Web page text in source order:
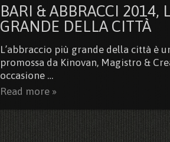
BARI & ABBRACCI 2014,
GRANDE DELLA CITTÀ
L’abbraccio più grande della città è
promossa da Kinovan, Magistro &
occasione …
Read more »